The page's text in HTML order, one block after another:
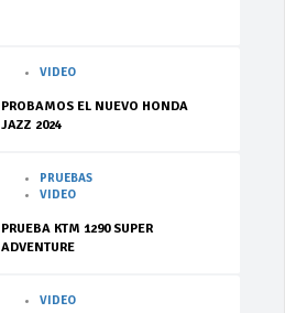
VIDEO
PROBAMOS EL NUEVO HONDA
JAZZ 2024
PRUEBAS
VIDEO
PRUEBA KTM 1290 SUPER
ADVENTURE
VIDEO